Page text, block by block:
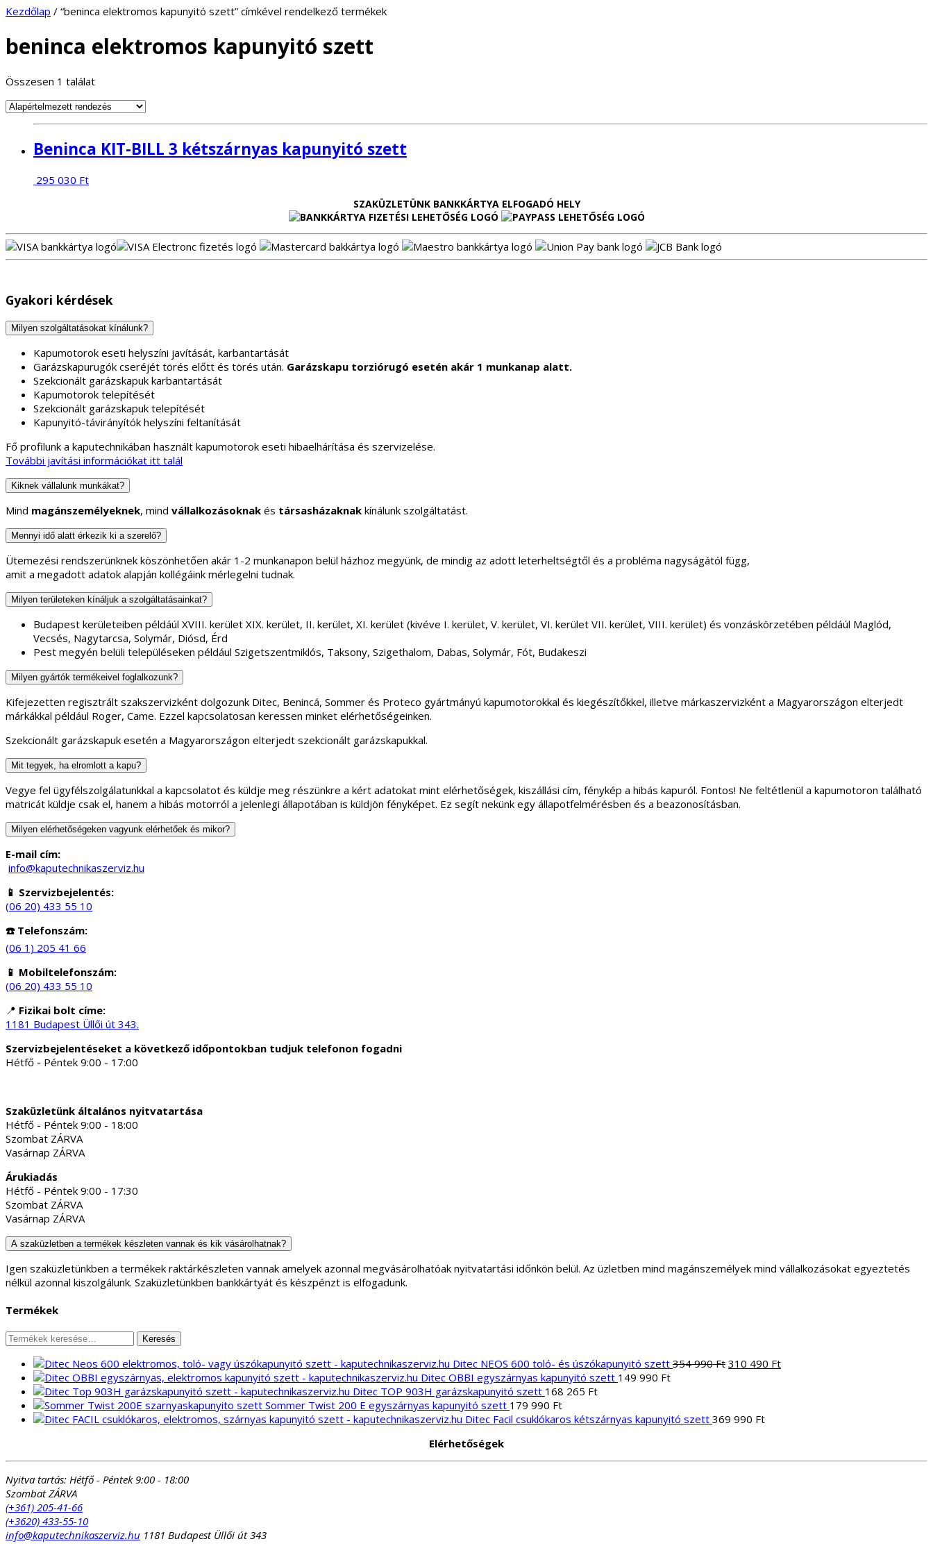
Kezdőlap / “beninca elektromos kapunyitó szett” címkével rendelkező termékek
beninca elektromos kapunyitó szett
Összesen 1 találat
Beninca KIT-BILL 3 kétszárnyas kapunyitó szett
295 030 Ft
SZAKÜZLETÜNK BANKKÁRTYA ELFOGADÓ HELY
Gyakori kérdések
Milyen szolgáltatásokat kínálunk?
Kapumotorok eseti helyszíni javítását, karbantartását
Garázskapurugók cseréjét törés előtt és törés után. Garázskapu torziórugó esetén akár 1 munkanap alatt.
Szekcionált garázskapuk karbantartását
Kapumotorok telepítését
Szekcionált garázskapuk telepítését
Kapunyitó-távirányítók helyszíni feltanítását
Fő profilunk a kaputechnikában használt kapumotorok eseti hibaelhárítása és szervizelése.
További javítási információkat itt talál
Kiknek vállalunk munkákat?
Mind magánszemélyeknek, mind vállalkozásoknak és társasházaknak kínálunk szolgáltatást.
Mennyi idő alatt érkezik ki a szerelő?
Ütemezési rendszerünknek köszönhetően akár 1-2 munkanapon belül házhoz megyünk, de mindig az adott leterheltségtől és a probléma nagyságától függ,
amit a megadott adatok alapján kollégáink mérlegelni tudnak.
Milyen területeken kínáljuk a szolgáltatásainkat?
Budapest kerületeiben példáúl XVIII. kerület XIX. kerület, II. kerület, XI. kerület (kivéve I. kerület, V. kerület, VI. kerület VII. kerület, VIII. kerület) és vonzáskörzetében példáúl Maglód,
Vecsés, Nagytarcsa, Solymár, Diósd, Érd
Pest megyén belüli településeken például Szigetszentmiklós, Taksony, Szigethalom, Dabas, Solymár, Fót, Budakeszi
Milyen gyártók termékeivel foglalkozunk?
Kifejezetten regisztrált szakszervizként dolgozunk Ditec, Benincá, Sommer és Proteco gyártmányú kapumotorokkal és kiegészítőkkel, illetve márkaszervizként a Magyarországon elterjedt
márkákkal például Roger, Came. Ezzel kapcsolatosan keressen minket elérhetőségeinken.
Szekcionált garázskapuk esetén a Magyarországon elterjedt szekcionált garázskapukkal.
Mit tegyek, ha elromlott a kapu?
Vegye fel ügyfélszolgálatunkkal a kapcsolatot és küldje meg részünkre a kért adatokat mint elérhetőségek, kiszállási cím, fénykép a hibás kapuról. Fontos! Ne feltétlenül a kapumotoron található
matricát küldje csak el, hanem a hibás motorról a jelenlegi állapotában is küldjön fényképet. Ez segít nekünk egy állapotfelmérésben és a beazonosításban.
Milyen elérhetőségeken vagyunk elérhetőek és mikor?
E-mail cím:
info@kaputechnikaszerviz.hu
📱 Szervizbejelentés:
(06 20) 433 55 10
☎️ Telefonszám:
(06 1) 205 41 66
📱 Mobiltelefonszám:
(06 20) 433 55 10
📍 Fizikai bolt címe:
1181 Budapest Üllői út 343.
Szervizbejelentéseket a következő időpontokban tudjuk telefonon fogadni
Hétfő - Péntek 9:00 - 17:00
Szaküzletünk általános nyitvatartása
Hétfő - Péntek 9:00 - 18:00
Szombat ZÁRVA
Vasárnap ZÁRVA
Árukiadás
Hétfő - Péntek 9:00 - 17:30
Szombat ZÁRVA
Vasárnap ZÁRVA
A szaküzletben a termékek készleten vannak és kik vásárolhatnak?
Igen szaküzletünkben a termékek raktárkészleten vannak amelyek azonnal megvásárolhatóak nyitvatartási időnkön belül. Az üzletben mind magánszemélyek mind vállalkozásokat egyeztetés
nélkül azonnal kiszolgálunk. Szaküzletünkben bankkártyát és készpénzt is elfogadunk.
Termékek
Keresés
következőre:
Keresés
Ditec NEOS 600 toló- és úszókapunyitó szett 354 990Ft Original
990 Ft.
310 490 FtCurrent
Ditec OBBI egyszárnyas kapunyitó szett 149 990 Ft
Ditec TOP 903H garázskapunyitó szett 168 265 Ft
Sommer Twist 200 E egyszárnyas kapunyitó szett 179 990 Ft
Ditec Facil csuklókaros kétszárnyas kapunyitó szett 369 990 Ft
Elérhetőségek
Nyitva tartás: Hétfő - Péntek 9:00 - 18:00
Szombat ZÁRVA
(+361) 205-41-66
(+3620) 433-55-10
info@kaputechnikaszerviz.hu 1181 Budapest Üllői út 343